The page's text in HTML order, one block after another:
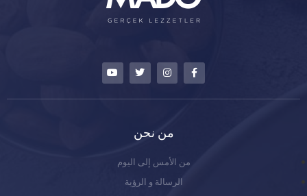
من نحن
من الأمس إلى اليوم
الرسالة و الرؤية